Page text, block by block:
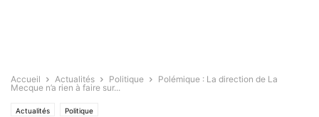
Accueil Actualités Politique
Polémique : La direction de La
Mecque n’a rien à faire sur...
Actualités Politique